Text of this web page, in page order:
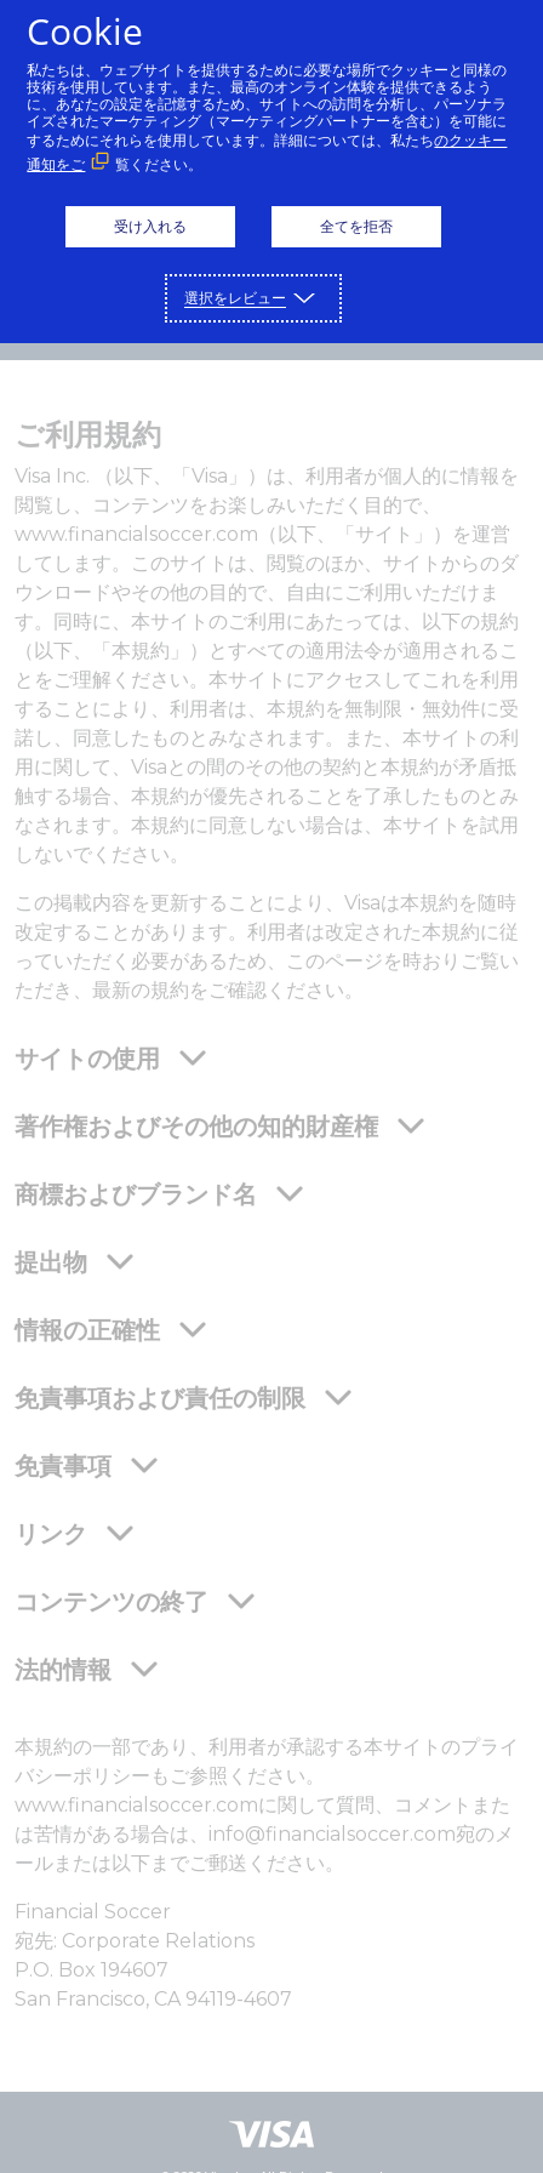
日本語
ご利用規約
Visa Inc. （以下、「Visa」）は、利用者が個人的に情報を
閲覧し、コンテンツをお楽しみいただく目的で、
www.financialsoccer.com（以下、「サイト」）を運営
してします。このサイトは、閲覧のほか、サイトからのダ
ウンロードやその他の目的で、自由にご利用いただけま
す。同時に、本サイトのご利用にあたっては、以下の規約
（以下、「本規約」）とすべての適用法令が適用されるこ
とをご理解ください。本サイトにアクセスしてこれを利用
することにより、利用者は、本規約を無制限・無効件に受
諾し、同意したものとみなされます。また、本サイトの利
用に関して、Visaとの間のその他の契約と本規約が矛盾抵
触する場合、本規約が優先されることを了承したものとみ
なされます。本規約に同意しない場合は、本サイトを試用
しないでください。
この掲載内容を更新することにより、Visaは本規約を随時
改定することがあります。利用者は改定された本規約に従
っていただく必要があるため、このページを時おりご覧い
ただき、最新の規約をご確認ください。
サイトの使用
著作権およびその他の知的財産権
商標およびブランド名
提出物
情報の正確性
免責事項および責任の制限
免責事項
リンク
コンテンツの終了
法的情報
本規約の一部であり、利用者が承認する本サイトのプライ
バシーポリシーもご参照ください。
www.financialsoccer.comに関して質問、コメントまた
は苦情がある場合は、info@financialsoccer.com宛のメ
ールまたは以下までご郵送ください。
Financial Soccer
宛先: Corporate Relations
P.O. Box 194607
San Francisco, CA 94119-4607
Cookie
私たちは、ウェブサイトを提供するために必要な場所でクッキーと同様の
技術を使用しています。また、最高のオンライン体験を提供できるよう
に、あなたの設定を記憶するため、サイトへの訪問を分析し、パーソナラ
イズされたマーケティング（マーケティングパートナーを含む）を可能に
するためにそれらを使用しています。詳細については、私たちのクッキー
通知をご
覧ください。
受け入れる 全てを拒否
選択をレビュー